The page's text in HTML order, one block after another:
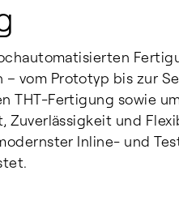
vom Prototyp bis zur
THT-Fertigung sowie
Zuverlässigkeit und
Inline- und